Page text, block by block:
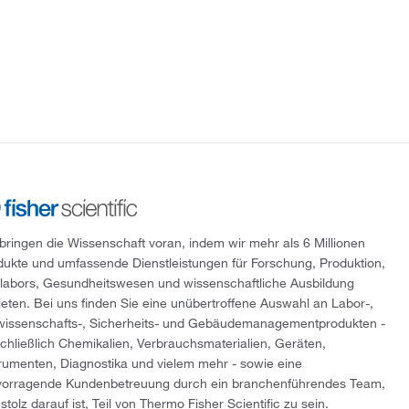
die Wissenschaft voran, indem wir mehr als 6 Millionen
und umfassende Dienstleistungen für Forschung, Produktion,
Gesundheitswesen und wissenschaftliche Ausbildung
Bei uns finden Sie eine unübertroffene Auswahl an Labor-,
, Sicherheits- und Gebäudemanagementprodukten -
Chemikalien, Verbrauchsmaterialien, Geräten,
Diagnostika und vielem mehr - sowie eine
Kundenbetreuung durch ein branchenführendes Team,
darauf ist, Teil von Thermo Fisher Scientific zu sein.